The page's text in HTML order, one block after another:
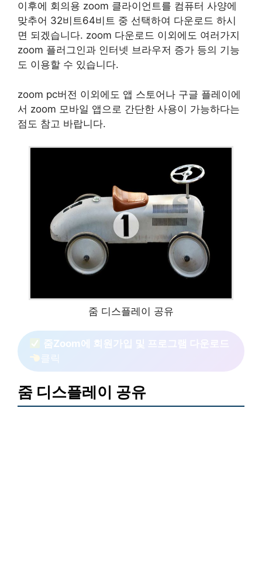
이후에 회의용 zoom 클라이언트를 컴퓨터 사양에
맞추어 32비트64비트 중 선택하여 다운로드 하시
면 되겠습니다. zoom 다운로드 이외에도 여러가지
zoom 플러그인과 인터넷 브라우저 증가 등의 기능
도 이용할 수 있습니다.
zoom pc버전 이외에도 앱 스토어나 구글 플레이에
서 zoom 모바일 앱으로 간단한 사용이 가능하다는
점도 참고 바랍니다.
줌 디스플레이 공유
줌Zoom에 회원가입 및 프로그램 다운로드
클릭
줌 디스플레이 공유